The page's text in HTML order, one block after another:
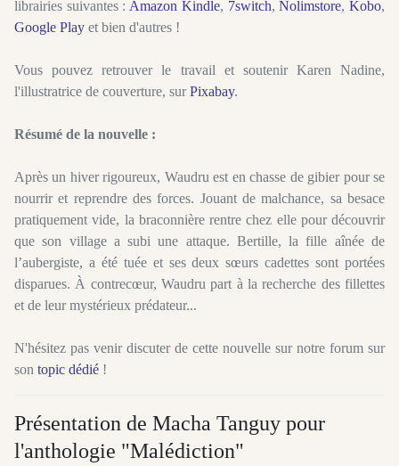
librairies suivantes : Amazon Kindle, 7switch,Nolimstore,Kobo,
Google Play et bien d'autres !
Vous pouvez retrouver le travail et soutenir Karen Nadine,
l'illustratrice de couverture, surPixabay.
Résumé de la nouvelle :
Après un hiver rigoureux, Waudru est en chasse de gibier pour se
nourrir et reprendre des forces. Jouant de malchance, sa besace
pratiquement vide, la braconnière rentre chez elle pour découvrir
que son village a subi une attaque. Bertille, la fille aînée de
l’aubergiste, a été tuée et ses deux sœurs cadettes sont portées
disparues. À contrecœur, Waudru part à la recherche des fillettes
et de leur mystérieux prédateur...
N'hésitez pas venir discuter de cette nouvelle sur notre forum sur
son topic dédié !
Présentation de Macha Tanguy pour
l'anthologie "Malédiction"